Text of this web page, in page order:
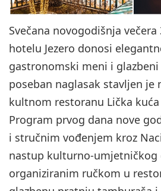
Svečana novogodišnja
hotelu Jezero donosi
gastronomski meni i
poseban naglasak stavljen je
kultnom restoranu Lička kuća
Program prvog dana nove
i stručnim vođenjem kroz
nastup kulturno-umjetničkog
organiziranim ručkom u